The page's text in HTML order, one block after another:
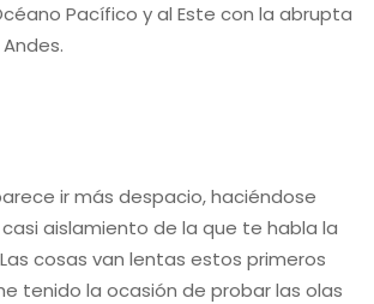
Pacífico y al Este con la abrupta
ir más despacio, haciéndose
aislamiento de la que te habla la
cosas van lentas estos primeros
tenido la ocasión de probar las olas